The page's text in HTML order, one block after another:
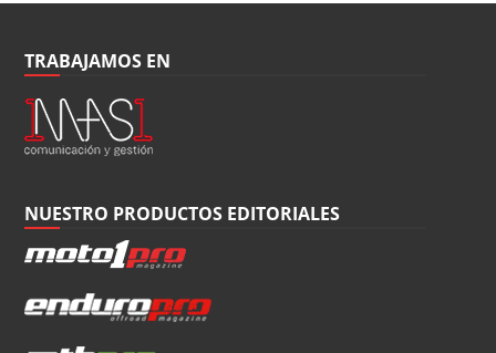
TRABAJAMOS EN
NUESTRO PRODUCTOS EDITORIALES